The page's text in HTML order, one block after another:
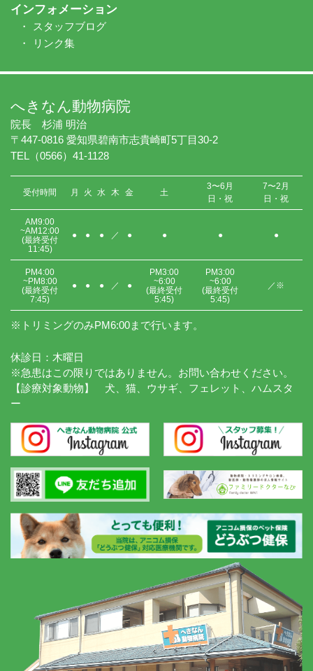
インフォメーション
スタッフブログ
リンク集
へきなん動物病院
院長 杉浦 明治
〒447-0816 愛知県碧南市志貴崎町5丁目30-2
TEL（0566）41-1128
受付時間 月 火 水 木 金 土
3〜6月
日・祝
7〜2月
日・祝
AM9:00
~AM12:00
(最終受付
11:45)
● ● ● ／ ● ● ● ●
PM4:00
~PM8:00
(最終受付
7:45)
● ● ● ／ ●
PM3:00
~6:00
(最終受付
5:45)
PM3:00
~6:00
(最終受付
5:45)
／※
※トリミングのみPM6:00まで行います。
休診日：木曜日
※急患はこの限りではありません。お問い合わせください。
【診療対象動物】 犬、猫、ウサギ、フェレット、ハムスタ
ー